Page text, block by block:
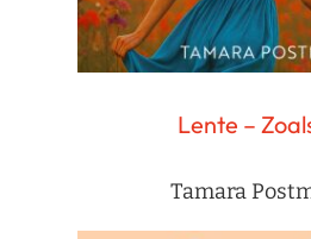
Lente –
Tamara